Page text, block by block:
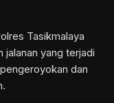
Tasikmalaya
jalanan yang terjadi
dan